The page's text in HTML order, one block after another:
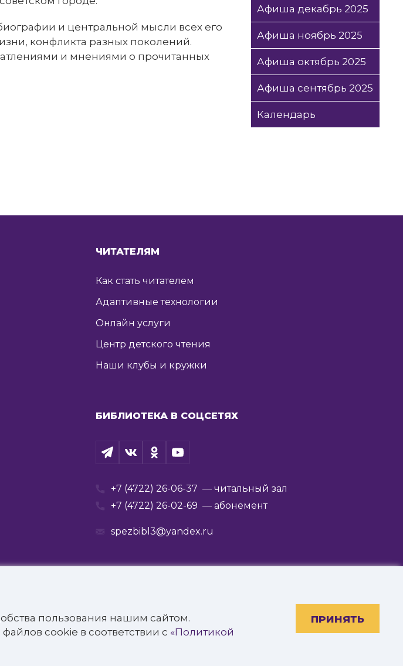
пользования нашим сайтом.
cookie в соответствии с «Политикой
ПРИНЯТЬ
и центральной мысли всех его
конфликта разных поколений.
и мнениями о прочитанных
Афиша декабрь 2025
Афиша ноябрь 2025
Афиша октябрь 2025
Афиша сентябрь 2025
Календарь
ЧИТАТЕЛЯМ
Как стать читателем
Адаптивные технологии
Онлайн услуги
Центр детского чтения
Наши клубы и кружки
БИБЛИОТЕКА В СОЦСЕТЯХ
+7 (4722) 26-06-37 — читальный зал
+7 (4722) 26-02-69 — абонемент
spezbibl3@yandex.ru
учреждение культуры